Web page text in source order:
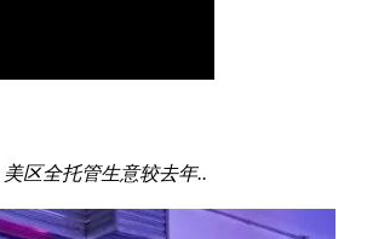
区全托管生意较去年..